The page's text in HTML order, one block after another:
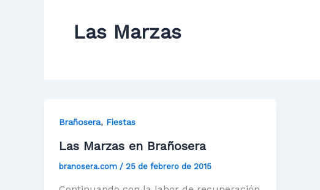
Las Marzas
Brañosera, Fiestas
Las Marzas en Brañosera
branosera.com / 25 de febrero de 2015